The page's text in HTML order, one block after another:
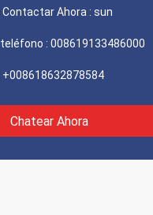
Contactar Ahora : sun
: 008619133486000
+008618632878584
Chatear Ahora